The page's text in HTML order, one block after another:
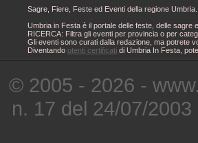
Sagre, Fiere, Feste ed Eventi della regione Umbria.
Umbria in Festa è il portale delle feste, delle
RICERCA: Filtra gli eventi per provincia o per
Gli eventi sono curati dalla redazione, ma potrete
Diventando utenti certificati di Umbria In Festa,
© 2005 - 2026 -
n. 17 del 24/07/